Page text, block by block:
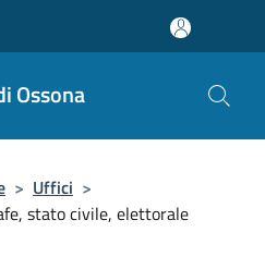
Ossona
> Uffici >
stato civile, elettorale